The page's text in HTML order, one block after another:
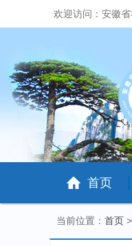
欢迎访问：安徽
首页
当前位置： 首页 >